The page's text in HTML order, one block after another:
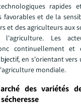
rapides
favorables et de la
et des agriculteurs aux
l'agriculture. Les
continuellement et
en s'orientant vers
mondiale.
des variétés